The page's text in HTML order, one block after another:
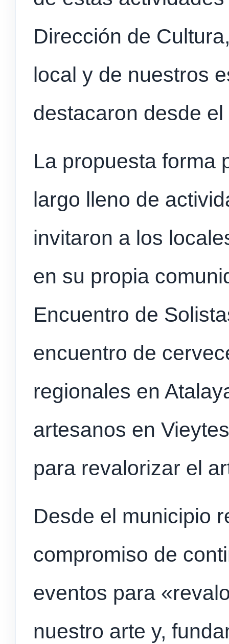
Dirección de
local y de nuestros
destacaron desde
La propuesta forma
largo lleno de
invitaron a los
en su propia
Encuentro de
encuentro de
regionales en
artesanos en
para revalorizar el
Desde el municipio
compromiso de
eventos para
nuestro arte y,